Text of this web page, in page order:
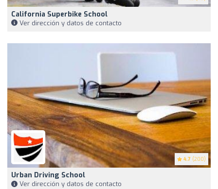
California Superbike School
Ver dirección y datos de contacto
4.7 (200)
Urban Driving School
Ver dirección y datos de contacto